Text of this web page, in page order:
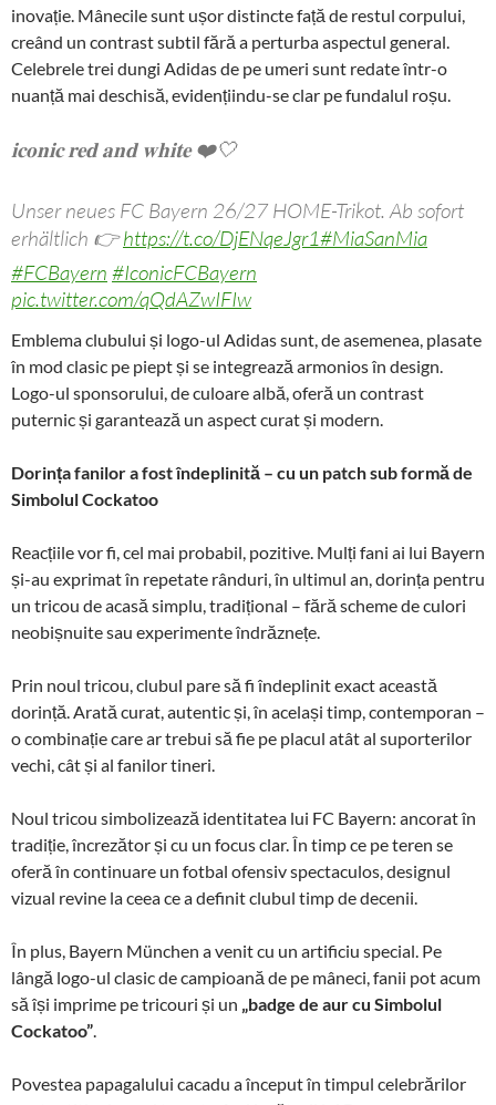
inovație. Mânecile sunt ușor distincte față de restul corpului,
creând un contrast subtil fără a perturba aspectul general.
Celebrele trei dungi Adidas de pe umeri sunt redate într-o
nuanță mai deschisă, evidențiindu-se clar pe fundalul roșu.
𝐢𝐜𝐨𝐧𝐢𝐜 𝐫𝐞𝐝 𝐚𝐧𝐝 𝐰𝐡𝐢𝐭𝐞 ❤️🤍
Unser neues FC Bayern 26/27 HOME-Trikot. Ab sofort
erhältlich 👉https://t.co/DjENqeJgr1#MiaSanMia
#FCBayern #IconicFCBayern
pic.twitter.com/qQdAZwIFIw
— FC Bayern München (@FCBayern)May 4, 2026
Emblema clubului și logo-ul Adidas sunt, de asemenea, plasate
în mod clasic pe piept și se integrează armonios în design.
Logo-ul sponsorului, de culoare albă, oferă un contrast
puternic și garantează un aspect curat și modern.
Dorința fanilor a fost îndeplinită – cu un patch sub formă de
Simbolul Cockatoo
Reacțiile vor fi, cel mai probabil, pozitive. Mulți fani ai lui Bayern
și-au exprimat în repetate rânduri, în ultimul an, dorința pentru
un tricou de acasă simplu, tradițional – fără scheme de culori
neobișnuite sau experimente îndrăznețe.
Prin noul tricou, clubul pare să fi îndeplinit exact această
dorință. Arată curat, autentic și, în același timp, contemporan –
o combinație care ar trebui să fie pe placul atât al suporterilor
vechi, cât și al fanilor tineri.
Noul tricou simbolizează identitatea lui FC Bayern: ancorat în
tradiție, încrezător și cu un focus clar. În timp ce pe teren se
oferă în continuare un fotbal ofensiv spectaculos, designul
vizual revine la ceea ce a definit clubul timp de decenii.
În plus, Bayern München a venit cu un artificiu special. Pe
lângă logo-ul clasic de campioană de pe mâneci, fanii pot acum
să își imprime pe tricouri și un „badge de aur cu Simbolul
Cockatoo”
Povestea papagalului cacadu a început în timpul celebrărilor